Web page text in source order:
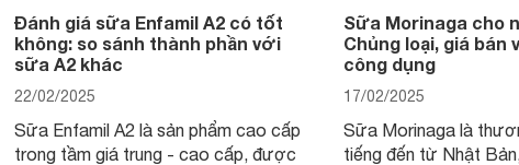
Đánh giá sữa Enfamil A2 có tốt
không: so sánh thành phần với
sữa A2 khác
22/02/2025
Sữa Enfamil A2 là sản phẩm cao cấp
trong tầm giá trung - cao cấp, được
Sữa Morinaga cho
Chủng loại, giá bán
công dụng
17/02/2025
Sữa Morinaga là
tiếng đến từ Nhật